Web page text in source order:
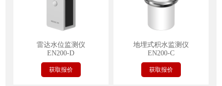
雷达水位监测仪
EN200-D
获取报价
地埋式积水监测仪
EN200-C
获取报价